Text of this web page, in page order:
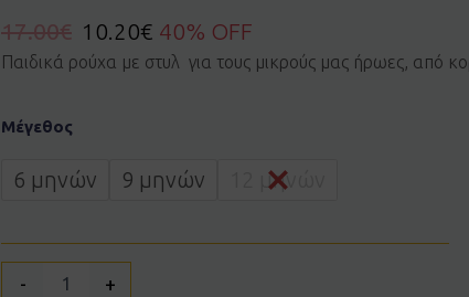
17.00€ 10.20€ 40% OFF
Παιδικά ρούχα με στυλ για τους μικρούς μας ήρωες, από
Μέγεθος
6 μηνών 9 μηνών 12 μηνών
-
ACTION
ποσότητα
+